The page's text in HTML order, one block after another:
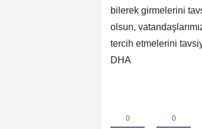
bilerek girmelerini
olsun,
tercih etmelerini
DHA